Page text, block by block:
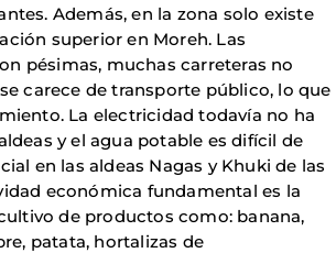
Además, en la zona solo existe
superior en Moreh. Las
pésimas, muchas carreteras no
carece de transporte público, lo que
La electricidad todavía no ha
y el agua potable es difícil de
en las aldeas Nagas y Khuki de las
económica fundamental es la
de productos como: banana,
patata, hortalizas de